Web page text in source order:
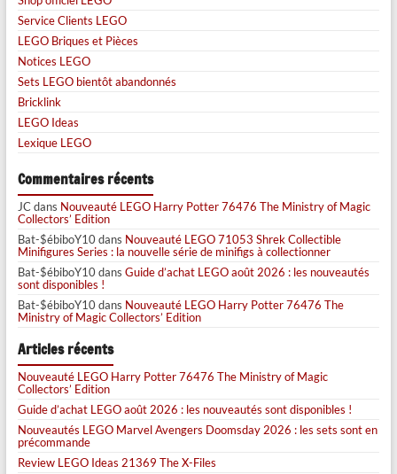
Service Clients LEGO
LEGO Briques et Pièces
Notices LEGO
Sets LEGO bientôt abandonnés
Bricklink
LEGO Ideas
Lexique LEGO
Commentaires récents
JCdans Nouveauté LEGO Harry Potter 76476 The Ministry of Magic
Collectors’ Edition
Bat-$ébiboY10dans Nouveauté LEGO 71053 Shrek Collectible
Minifigures Series : la nouvelle série de minifigs à collectionner
Bat-$ébiboY10dans Guide d’achat LEGO août 2026 : les nouveautés
sont disponibles !
Bat-$ébiboY10dans Nouveauté LEGO Harry Potter 76476 The
Ministry of Magic Collectors’ Edition
Articles récents
Nouveauté LEGO Harry Potter 76476 The Ministry of Magic
Collectors’ Edition
Guide d’achat LEGO août 2026 : les nouveautés sont disponibles !
Nouveautés LEGO Marvel Avengers Doomsday 2026 : les sets sont en
précommande
Review LEGO Ideas 21369 The X-Files